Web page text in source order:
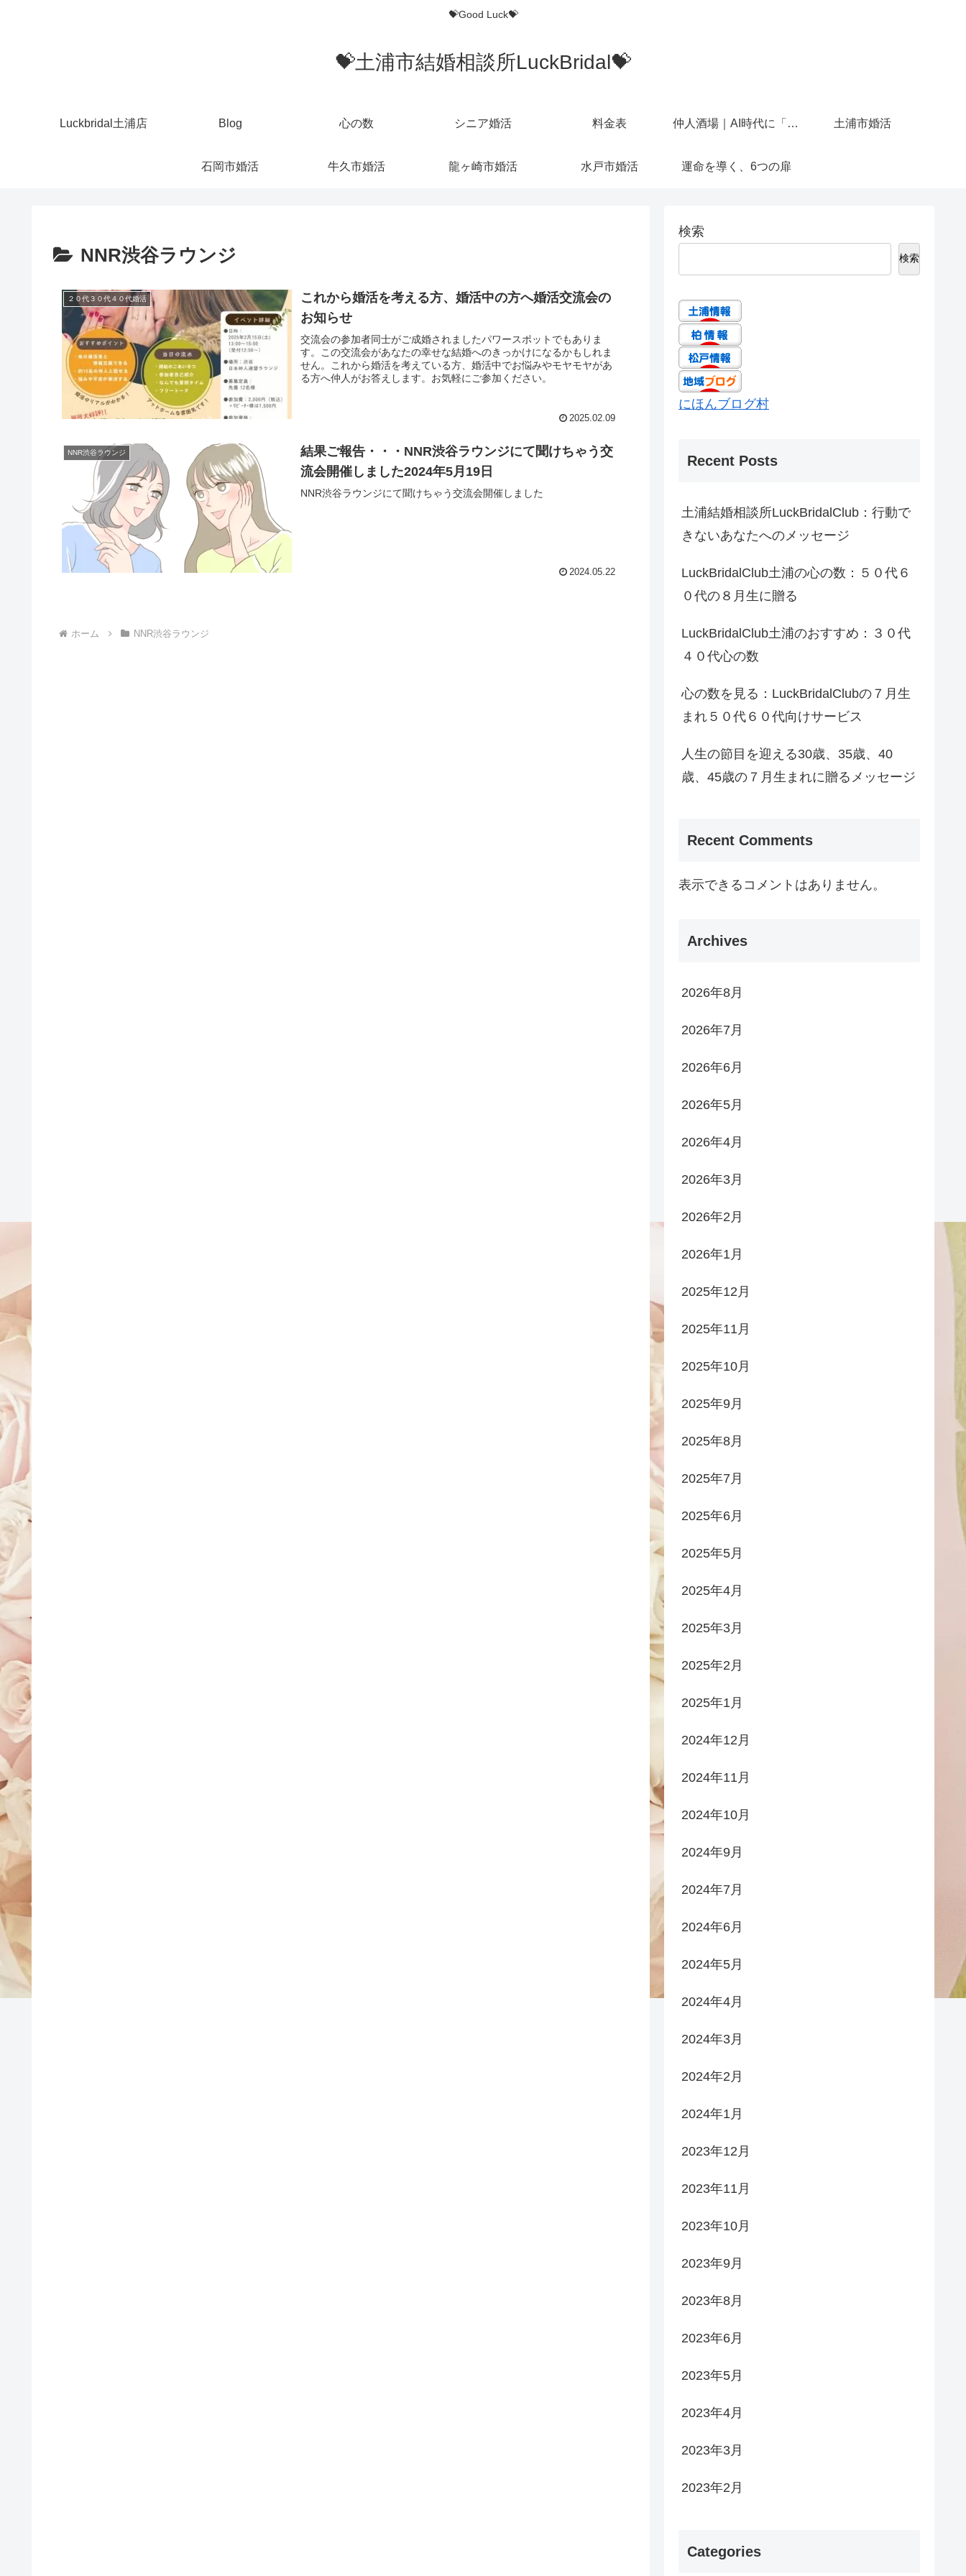
💝Good Luck💝
💝土浦市結婚相談所LuckBridal💝
Luckbridal土浦店 Blog 心の数 シニア婚活 料金表 仲人酒場｜AI時代に「人と話せる場所」を作りたかった 土浦市婚活
石岡市婚活 牛久市婚活 龍ヶ崎市婚活 水戸市婚活 運命を導く、6つの扉
NNR渋谷ラウンジ
２０代３０代４０代婚活
これから婚活を考える方、婚活中の方へ婚活交流会の
お知らせ
交流会の参加者同士がご成婚されましたパワースポットでもありま
す。この交流会があなたの幸せな結婚へのきっかけになるかもしれま
せん。これから婚活を考えている方、婚活中でお悩みやモヤモヤがあ
る方へ仲人がお答えします。お気軽にご参加ください。
2025.02.09
NNR渋谷ラウンジ
結果ご報告・・・NNR渋谷ラウンジにて聞けちゃう交
流会開催しました2024年5月19日
NNR渋谷ラウンジにて聞けちゃう交流会開催しました
2024.05.22
ホーム NNR渋谷ラウンジ
検索
検索
にほんブログ村
Recent Posts
土浦結婚相談所LuckBridalClub：行動で
きないあなたへのメッセージ
LuckBridalClub土浦の心の数：５０代６
０代の８月生に贈る
LuckBridalClub土浦のおすすめ：３０代
４０代心の数
心の数を見る：LuckBridalClubの７月生
まれ５０代６０代向けサービス
人生の節目を迎える30歳、35歳、40
歳、45歳の７月生まれに贈るメッセージ
Recent Comments
表示できるコメントはありません。
Archives
2026年8月
2026年7月
2026年6月
2026年5月
2026年4月
2026年3月
2026年2月
2026年1月
2025年12月
2025年11月
2025年10月
2025年9月
2025年8月
2025年7月
2025年6月
2025年5月
2025年4月
2025年3月
2025年2月
2025年1月
2024年12月
2024年11月
2024年10月
2024年9月
2024年7月
2024年6月
2024年5月
2024年4月
2024年3月
2024年2月
2024年1月
2023年12月
2023年11月
2023年10月
2023年9月
2023年8月
2023年6月
2023年5月
2023年4月
2023年3月
2023年2月
Categories